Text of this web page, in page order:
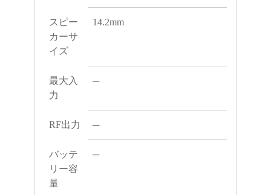
スピー
カーサ
イズ
14.2mm
最大入
力
─
RF出力 ─
バッテ
リー容
量
─